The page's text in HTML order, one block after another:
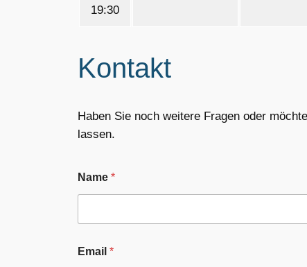
19:30
Kontakt
Haben Sie noch weitere Fragen oder
lassen.
Name *
Email *